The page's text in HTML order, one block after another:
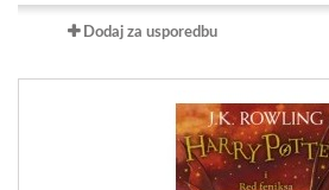
Dodaj za usporedbu